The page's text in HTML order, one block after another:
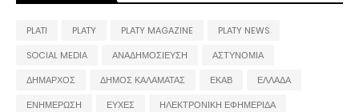
PLATI PLATY PLATY MAGAZINE
PLATY NEWS
SOCIAL MEDIA
ΑΝΑΔΗΜΟΣΙΕΥΣΗ
ΑΣΤΥΝΟΜΙΑ
ΔΗΜΑΡΧΟΣ
ΔΗΜΟΣ ΚΑΛΑΜΑΤΑΣ ΕΚΑΒ
ΕΛΛΑΔΑ
ΕΝΗΜΕΡΩΣΗ
ΕΥΧΕΣ
ΗΛΕΚΤΡΟΝΙΚΗ ΕΦΗΜΕΡΙΔΑ